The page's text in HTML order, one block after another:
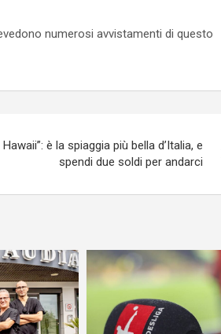
numerosi avvistamenti di questo
è la spiaggia più bella d’Italia, e
spendi due soldi per andarci